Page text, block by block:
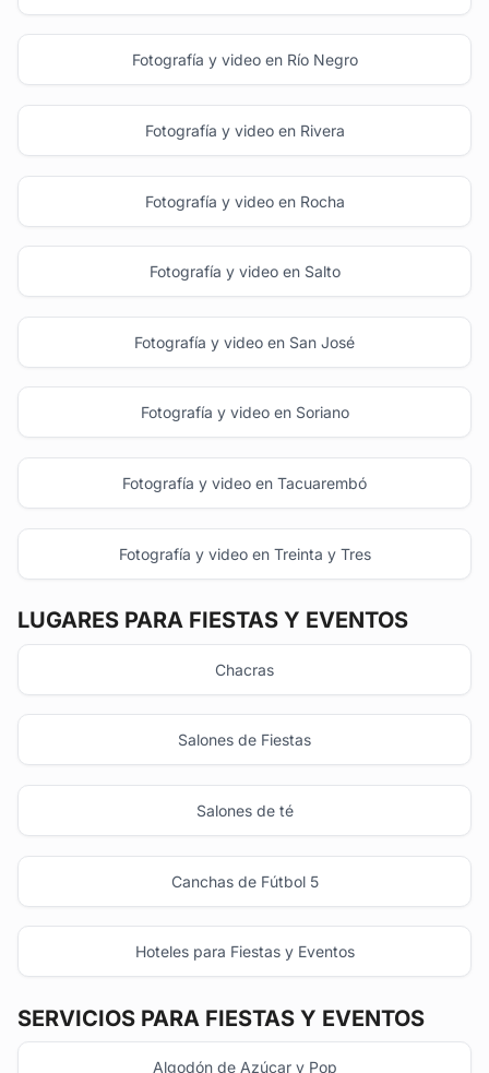
Fotografía y video en Río Negro
Fotografía y video en Rivera
Fotografía y video en Rocha
Fotografía y video en Salto
Fotografía y video en San José
Fotografía y video en Soriano
Fotografía y video en Tacuarembó
Fotografía y video en Treinta y Tres
LUGARES PARA FIESTAS Y EVENTOS
Chacras
Salones de Fiestas
Salones de té
Canchas de Fútbol 5
Hoteles para Fiestas y Eventos
SERVICIOS PARA FIESTAS Y EVENTOS
Algodón de Azúcar y Pop